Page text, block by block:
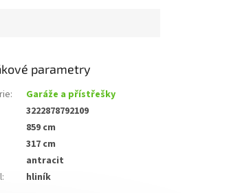
parametry
:
Garáže a přístřešky
3222878792109
859 cm
317 cm
antracit
: hliník